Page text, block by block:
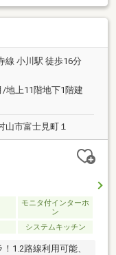
コンビニ、スーパ
。
線 小川駅 徒歩16分
/地上11階地下1階建
山市富士見町１
モニタ付インターホ
ン
システムキッチン
1.2路線利用可能、